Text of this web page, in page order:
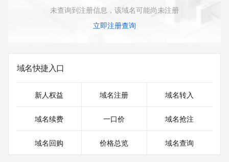
未查询到注册信息，该域名可能尚未注册
立即注册查询
域名快捷入口
新人权益 域名注册 域名转入
域名续费 一口价 域名抢注
域名回购 价格总览 域名查询